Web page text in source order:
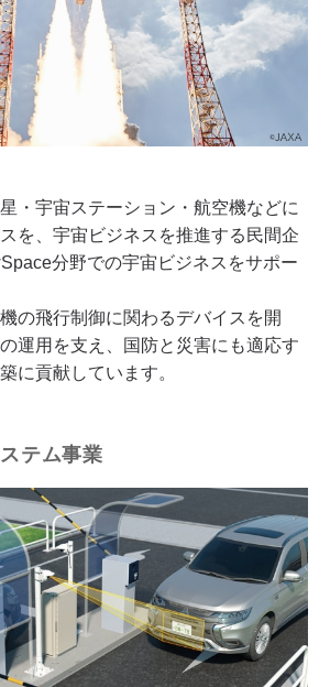
・宇宙ステーション・航空機などに
を、宇宙ビジネスを推進する民間企
分野での宇宙ビジネスをサポー
の飛行制御に関わるデバイスを開
運用を支え、国防と災害にも適応す
に貢献しています。
テム事業